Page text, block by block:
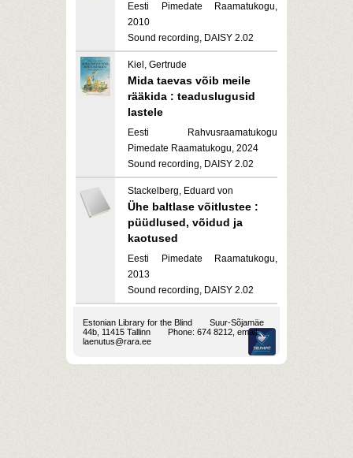
Eesti Pimedate Raamatukogu,
2010
Sound recording, DAISY 2.02
Kiel, Gertrude
Mida taevas võib meile
rääkida : teaduslugusid
lastele
Eesti Rahvusraamatukogu
Pimedate Raamatukogu, 2024
Sound recording, DAISY 2.02
Stackelberg, Eduard von
Ühe baltlase võitlustee :
püüdlused, võidud ja
kaotused
Eesti Pimedate Raamatukogu,
2013
Sound recording, DAISY 2.02
Estonian Library for the Blind
Suur-Sõjamäe
44b, 11415 Tallinn
Phone: 674 8212, email:
laenutus@rara.ee